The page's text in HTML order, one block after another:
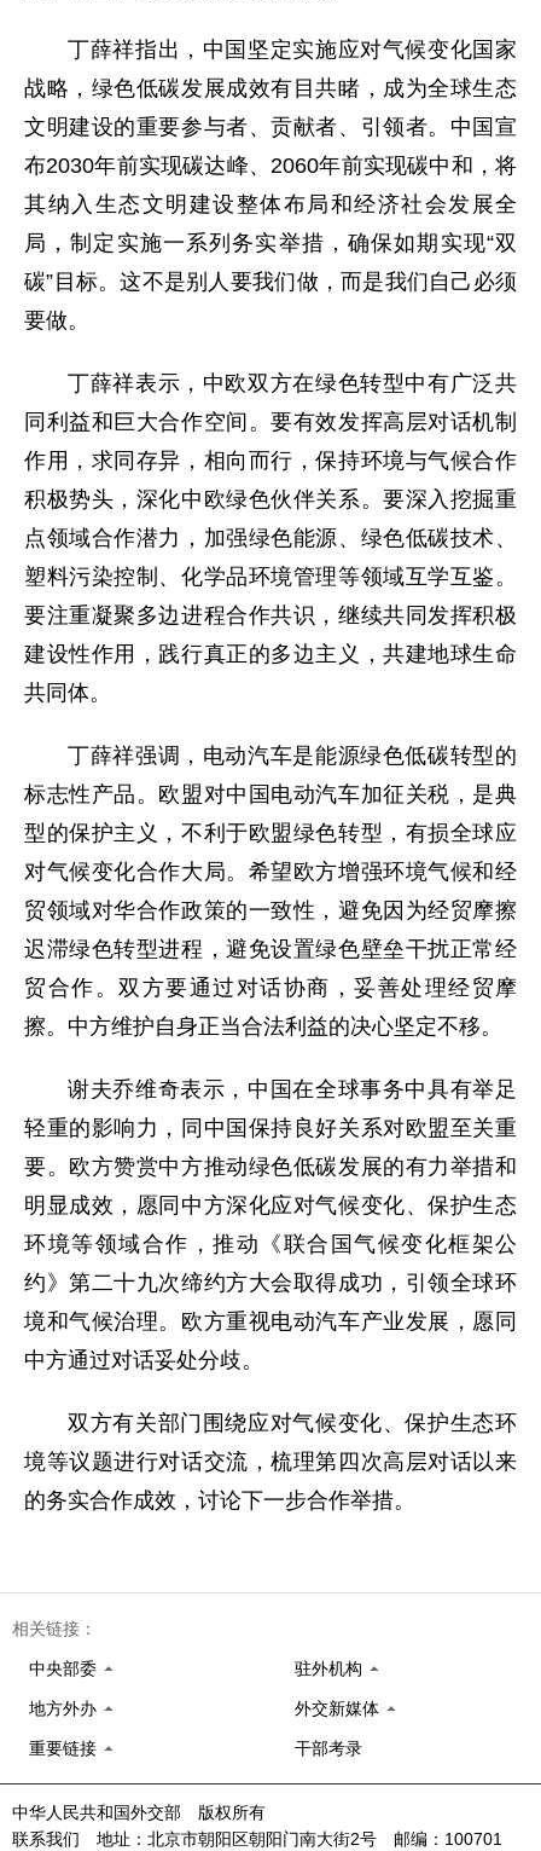
丁薛祥指出，中国坚定实施应对气候变化国家
战略，绿色低碳发展成效有目共睹，成为全球生态
文明建设的重要参与者、贡献者、引领者。中国宣
布2030年前实现碳达峰、2060年前实现碳中和，将
其纳入生态文明建设整体布局和经济社会发展全
局，制定实施一系列务实举措，确保如期实现“双
碳”目标。这不是别人要我们做，而是我们自己必须
要做。
丁薛祥表示，中欧双方在绿色转型中有广泛共
同利益和巨大合作空间。要有效发挥高层对话机制
作用，求同存异，相向而行，保持环境与气候合作
积极势头，深化中欧绿色伙伴关系。要深入挖掘重
点领域合作潜力，加强绿色能源、绿色低碳技术、
塑料污染控制、化学品环境管理等领域互学互鉴。
要注重凝聚多边进程合作共识，继续共同发挥积极
建设性作用，践行真正的多边主义，共建地球生命
共同体。
丁薛祥强调，电动汽车是能源绿色低碳转型的
标志性产品。欧盟对中国电动汽车加征关税，是典
型的保护主义，不利于欧盟绿色转型，有损全球应
对气候变化合作大局。希望欧方增强环境气候和经
贸领域对华合作政策的一致性，避免因为经贸摩擦
迟滞绿色转型进程，避免设置绿色壁垒干扰正常经
贸合作。双方要通过对话协商，妥善处理经贸摩
擦。中方维护自身正当合法利益的决心坚定不移。
谢夫乔维奇表示，中国在全球事务中具有举足
轻重的影响力，同中国保持良好关系对欧盟至关重
要。欧方赞赏中方推动绿色低碳发展的有力举措和
明显成效，愿同中方深化应对气候变化、保护生态
环境等领域合作，推动《联合国气候变化框架公
约》第二十九次缔约方大会取得成功，引领全球环
境和气候治理。欧方重视电动汽车产业发展，愿同
中方通过对话妥处分歧。
双方有关部门围绕应对气候变化、保护生态环
境等议题进行对话交流，梳理第四次高层对话以来
的务实合作成效，讨论下一步合作举措。
相关链接：
中央部委 驻外机构
地方外办 外交新媒体
重要链接 干部考录
中华人民共和国外交部 版权所有
联系我们 地址：北京市朝阳区朝阳门南大街2号 邮编：100701